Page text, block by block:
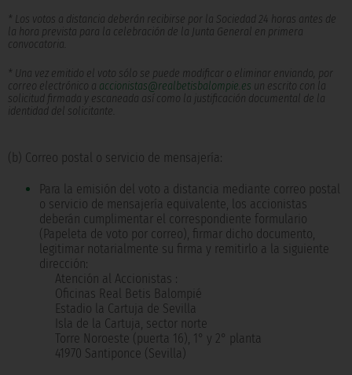
* Los votos a distancia deberán recibirse por la Sociedad 24 horas antes de
la hora prevista para la celebración de la Junta General en primera
convocatoria.
* Una vez emitido el voto sólo se puede modificar o eliminar enviando, por
correo electrónico a accionistas@realbetisbalompie.es un escrito con la
solicitud firmada y escaneada así como la justificación documental de la
identidad del solicitante.
(b) Correo postal o servicio de mensajería:
Para la emisión del voto a distancia mediante correo postal
o servicio de mensajería equivalente, los accionistas
deberán cumplimentar el correspondiente formulario
(Papeleta de voto por correo), firmar dicho documento,
legitimar notarialmente su firma y remitirlo a la siguiente
dirección:
Atención al Accionistas :
Oficinas Real Betis Balompié
Estadio la Cartuja de Sevilla
Isla de la Cartuja, sector norte
Torre Noroeste (puerta 16), 1° y 2° planta
41970 Santiponce (Sevilla)